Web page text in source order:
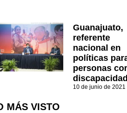
Guanajuato,
referente
nacional en
políticas
personas
discapacidad
10 de junio de 2021
MÁS VISTO